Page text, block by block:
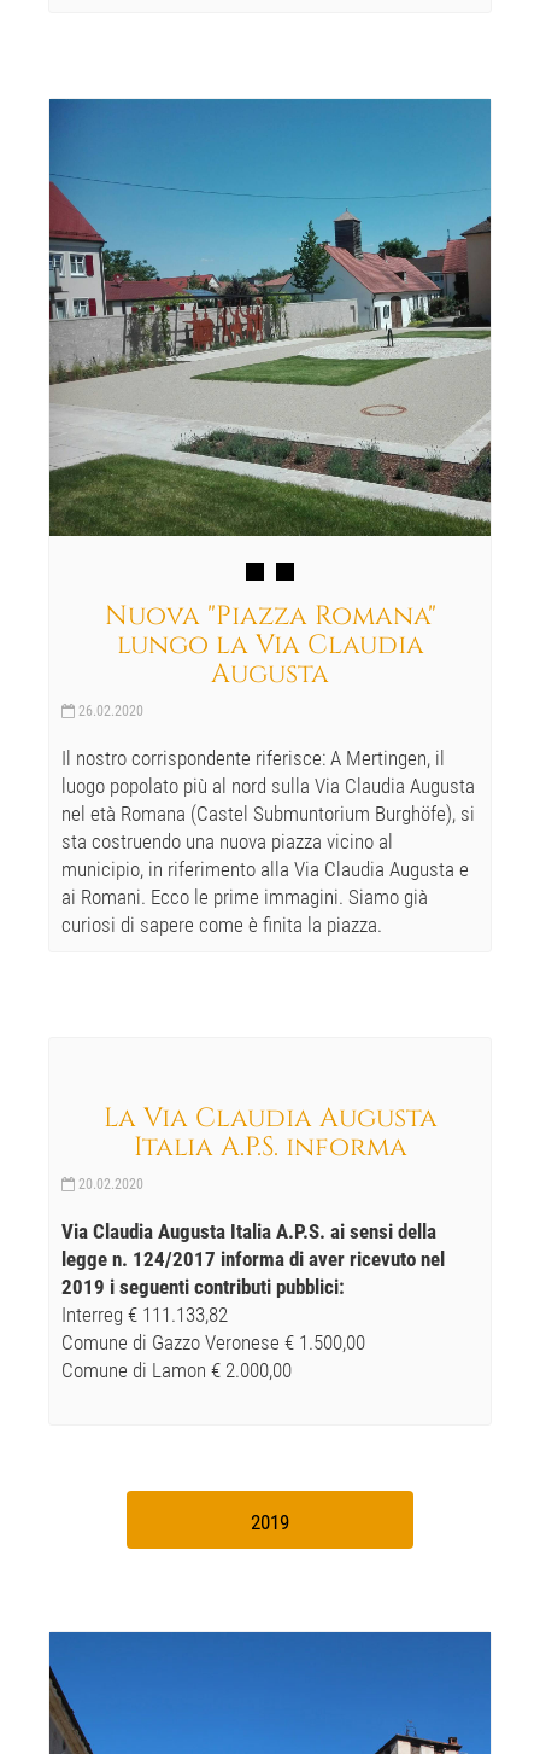
Nuova "Piazza Romana"
lungo la Via Claudia
Augusta
26.02.2020
Il nostro corrispondente riferisce: A Mertingen, il
luogo popolato più al nord sulla Via Claudia Augusta
nel età Romana (Castel Submuntorium Burghöfe), si
sta costruendo una nuova piazza vicino al
municipio, in riferimento alla Via Claudia Augusta e
ai Romani. Ecco le prime immagini. Siamo già
curiosi di sapere come è finita la piazza.
La Via Claudia Augusta
Italia A.P.S. informa
20.02.2020
Via Claudia Augusta Italia A.P.S. ai sensi della
legge n. 124/2017 informa di aver ricevuto nel
2019 i seguenti contributi pubblici:
Interreg € 111.133,82
Comune di Gazzo Veronese € 1.500,00
Comune di Lamon € 2.000,00
2019